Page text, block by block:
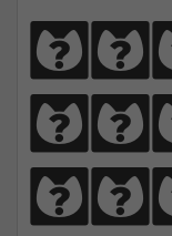
猫笔
长，
真功